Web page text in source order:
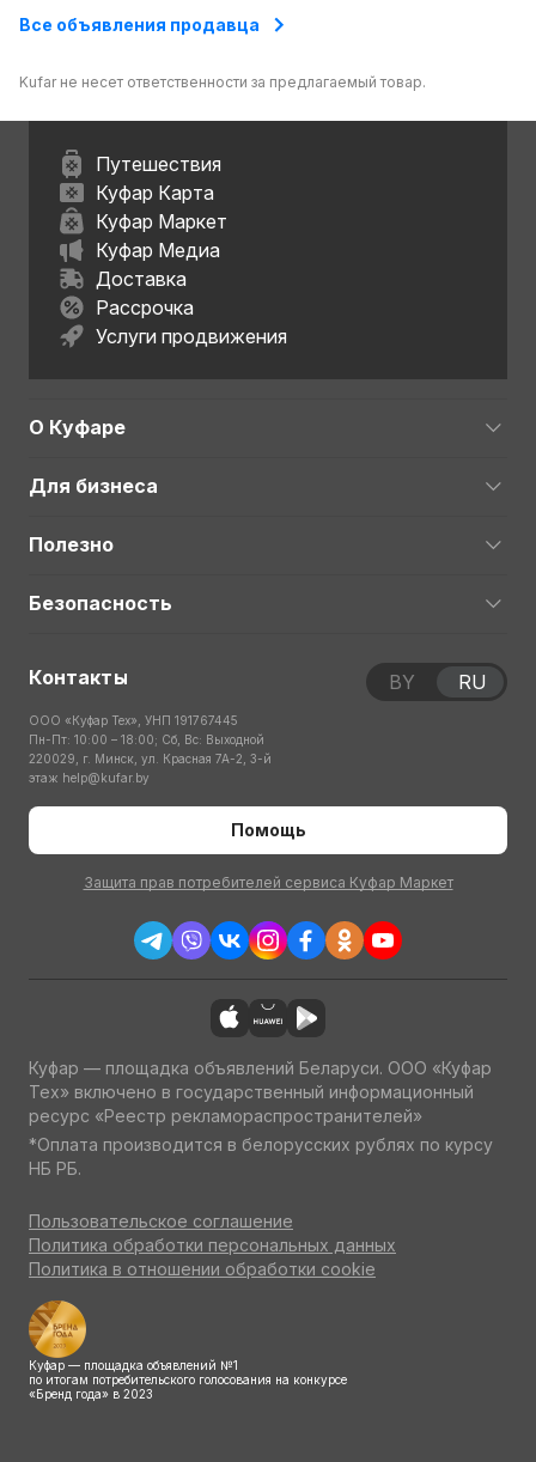
Все объявления продавца
Kufar не несет ответственности за предлагаемый товар.
Путешествия
Куфар Карта
Куфар Маркет
Куфар Медиа
Доставка
Рассрочка
Услуги продвижения
О Куфаре
Для бизнеса
Полезно
Безопасность
Контакты
ООО «Куфар Тех», УНП 191767445
Пн-Пт: 10:00 – 18:00; Сб, Вс: Выходной
220029, г. Минск, ул. Красная 7А-2, 3-й
этаж help@kufar.by
Помощь
Защита прав потребителей сервиса Куфар Маркет
BY RU
Куфар — площадка объявлений Беларуси. ООО «Куфар
Тех» включено в государственный информационный
ресурс «Реестр рекламораспространителей»
*Оплата производится в белорусских рублях по курсу
НБ РБ.
Пользовательское соглашение
Политика обработки персональных данных
Политика в отношении обработки cookie
Куфар — площадка объявлений №1
по итогам потребительского голосования на конкурсе
«Бренд года» в 2023